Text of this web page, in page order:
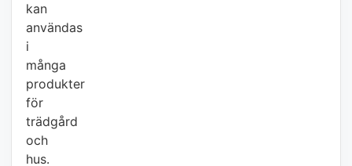
kan
användas
i
många
produkter
för
trädgård
och
hus.